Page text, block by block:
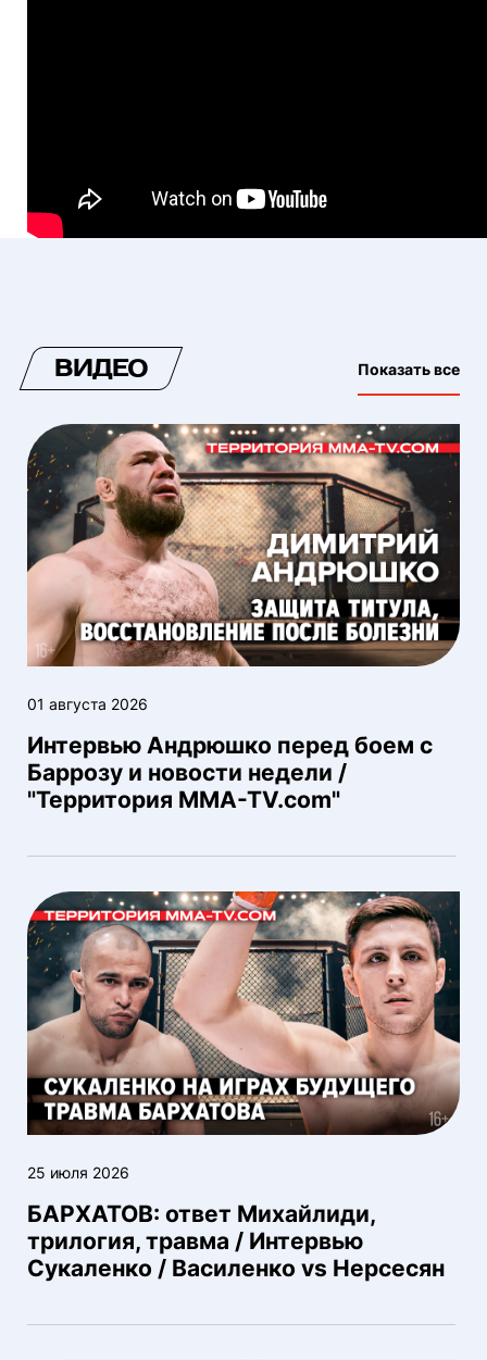
ВИДЕО Показать все
01 августа 2026
Интервью Андрюшко перед боем с
Баррозу и новости недели /
"Территория MMA-TV.com"
25 июля 2026
БАРХАТОВ: ответ Михайлиди,
трилогия, травма / Интервью
Сукаленко / Василенко vs Нерсесян